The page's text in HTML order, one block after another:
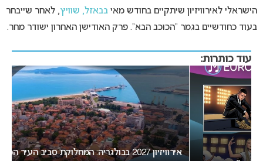
הישראלי לאירוויזיון שיתקיים בחודש מאי בבאזל, שוויץ, לאחר שייבחר
בעוד כחודשיים בגמר “הכוכב הבא”. פרק האודישן האחרון ישודר מחר.
עוד כותרות:
אירוויזיון 2027 בבולגריה: המחלוקת סביב העיר המארחת בנקודת